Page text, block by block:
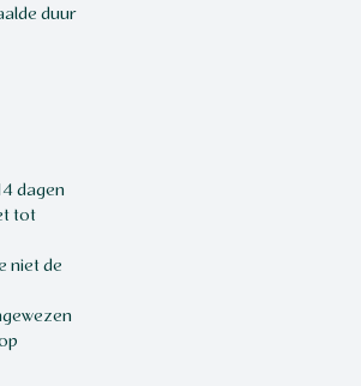
duur
dagen
tot
niet de